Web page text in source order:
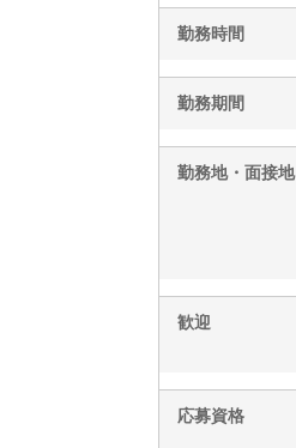
勤務時間
勤務期間
勤務地・面接地
歓迎
応募資格